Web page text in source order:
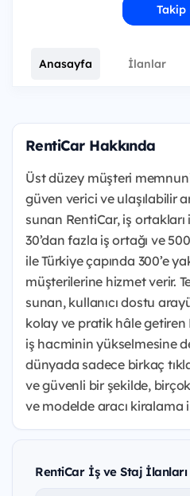
Takip
Anasayfa İlanlar
RentiCar Hakkında
Üst düzey müşteri
güven verici ve ulaşılabilir
sunan RentiCar, iş ortakları
30’dan fazla iş ortağı ve
ile Türkiye çapında 300’e
müşterilerine hizmet verir.
sunan, kullanıcı dostu
kolay ve pratik hâle
iş hacminin yükselmesine
dünyada sadece birkaç
ve güvenli bir şekilde,
ve modelde aracı kiralama
RentiCar İş ve Staj İlanları